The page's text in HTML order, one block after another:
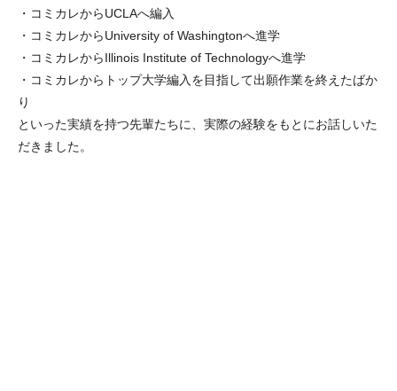
・コミカレからUCLAへ編入
・コミカレからUniversity of Washingtonへ進学
・コミカレからIllinois Institute of Technologyへ進学
・コミカレからトップ大学編入を目指して出願作業を終えたばか
り
といった実績を持つ先輩たちに、実際の経験をもとにお話しいた
だきました。